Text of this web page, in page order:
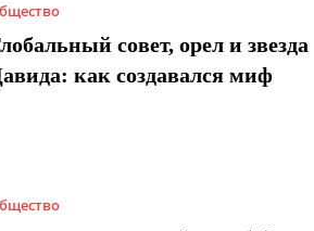
совет, орел и звезда
как создавался миф